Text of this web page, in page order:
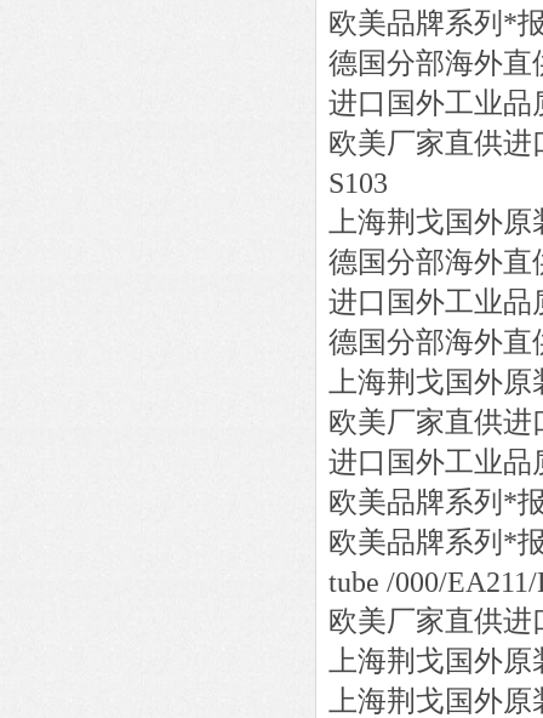
欧美品牌系列*
德国分部海外直
进口国外工业品
欧美厂家直供进
S103
上海荆戈国外
德国分部海外直
进口国外工业品
德国分部海外直
上海荆戈国外
欧美厂家直供进
进口国外工业品
欧美品牌系列*
欧美品牌系列*
tube /000/
欧美厂家直供进
上海荆戈国外
上海荆戈国外